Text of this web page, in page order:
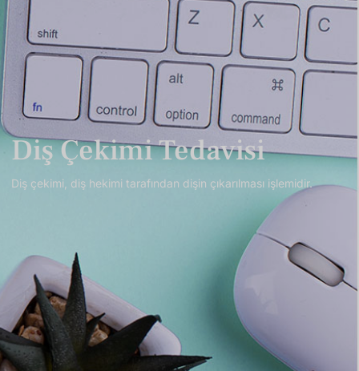
Diş Çekimi Tedavisi
Diş çekimi, diş hekimi tarafından dişin çıkarılması işlemidir.